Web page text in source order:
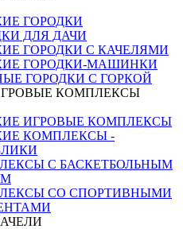
ГОРОДКИ
ДЛЯ ДАЧИ
ГОРОДКИ С КАЧЕЛЯМИ
ГОРОДКИ-МАШИНКИ
ГОРОДКИ С ГОРКОЙ
КОМПЛЕКСЫ
ИГРОВЫЕ КОМПЛЕКСЫ
КОМПЛЕКСЫ -
С БАСКЕТБОЛЬНЫМ
СО СПОРТИВНЫМИ